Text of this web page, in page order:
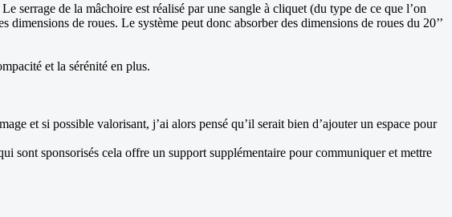
serrage de la mâchoire est réalisé par une sangle à cliquet (du type de ce que l’on
de roues. Le système peut donc absorber des dimensions de roues du 20’’
et la sérénité en plus.
et si possible valorisant, j’ai alors pensé qu’il serait bien d’ajouter un espace pour
sont sponsorisés cela offre un support supplémentaire pour communiquer et mettre